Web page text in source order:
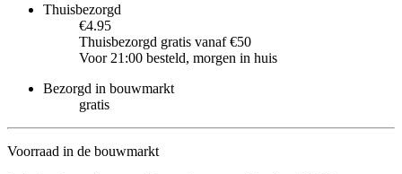
Thuisbezorgd
€4.95
Thuisbezorgd gratis vanaf €50
Voor 21:00 besteld, morgen in huis
Bezorgd in bouwmarkt
gratis
Voorraad in de bouwmarkt